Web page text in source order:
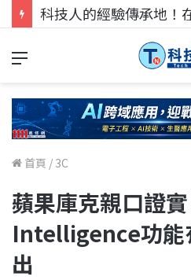
首頁 / 3C
蘋果庫克親口證
Intelligence功能
出